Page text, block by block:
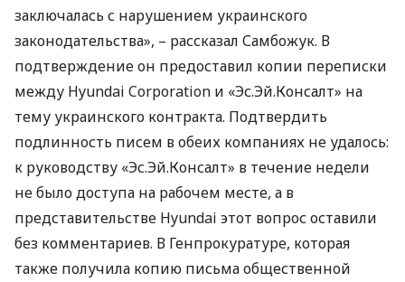
заключалась с нарушением украинского
законодательства», – рассказал Самбожук. В
подтверждение он предоставил копии переписки
между Hyundai Corporation и «Эс.Эй.Консалт» на
тему украинского контракта. Подтвердить
подлинность писем в обеих компаниях не удалось:
к руководству «Эс.Эй.Консалт» в течение недели
не было доступа на рабочем месте, а в
представительстве Hyundai этот вопрос оставили
без комментариев. В Генпрокуратуре, которая
также получила копию письма общественной